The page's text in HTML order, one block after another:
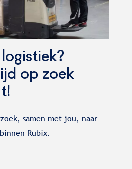
op zoek
samen met jou, naar
Rubix.